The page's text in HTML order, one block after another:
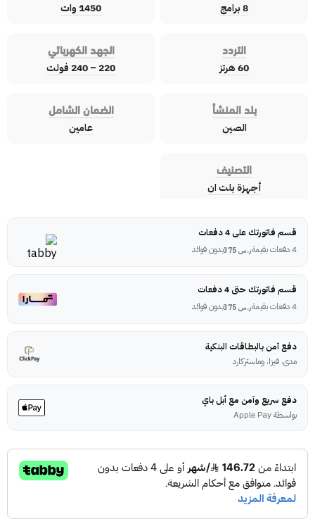
8 برامج 1450 وات
التردد
60 هرتز
الجهد الكهربائي
220 – 240 فولت
بلد المنشأ
الصين
الضمان الشامل
عامين
التصنيف
أجهزة بلت ان
قسم فاتورتك على 4 دفعات
4 دفعات بقيمة
ر.س بدون فوائد
قسم فاتورتك حتى 4 دفعات
4 دفعات بقيمة
ر.س بدون فوائد
دفع آمن بالبطاقات البنكية
مدى، فيزا، وماستركارد
دفع سريع وآمن مع أبل باي
بواسطة Apple Pay